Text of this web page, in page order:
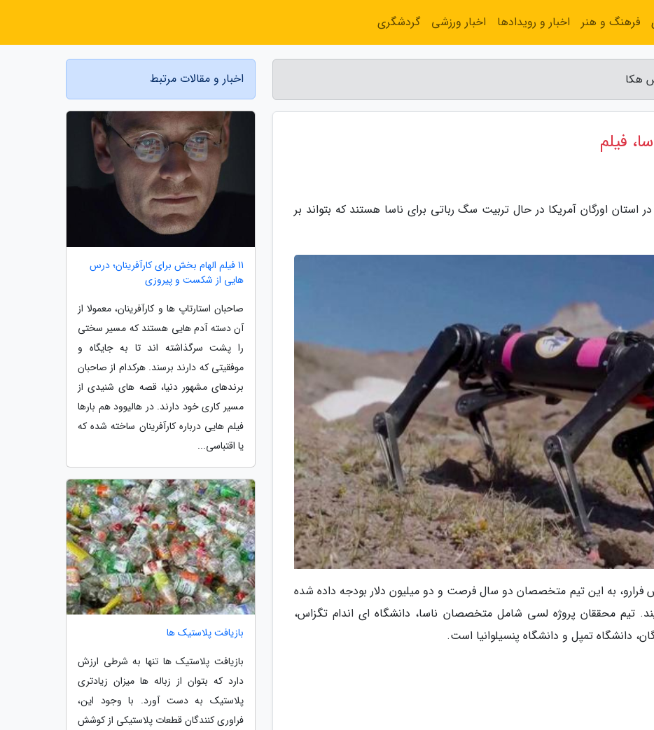
استان اورگان آمریکا در حال تربیت سگ رباتی برای ناسا هستند که بتواند بر
فرارو، به این تیم متخصصان دو سال فرصت و دو میلیون دلار بودجه داده شده
تیم محققان پروژه لسی شامل متخصصان ناسا، دانشگاه ای اندام تگزاس،
دانشگاه تمپل و دانشگاه پنسیلوانیا است.
اخبار و مقالات مرتبط
11 فیلم الهام بخش برای کارآفرینان؛ درس
هایی از شکست و پیروزی
صاحبان استارتاپ ها و کارآفرینان، معمولا از
آن دسته آدم هایی هستند که مسیر سختی
را پشت سرگذاشته اند تا به جایگاه و
موفقیتی که دارند برسند. هرکدام از صاحبان
برندهای مشهور دنیا، قصه های شنیدی از
مسیر کاری خود دارند. در هالیوود هم بارها
فیلم هایی درباره کارآفرینان ساخته شده که
یا اقتباسی...
بازیافت پلاستیک ها
بازیافت پلاستیک ها تنها به شرطی ارزش
دارد که بتوان از زباله ها میزان زیادتری
پلاستیک به دست آورد. با وجود این،
فراوری کنندگان قطعات پلاستیکی از کوشش
فرهنگ و هنر اخبار و رویدادها اخبار ورزشی گردشگری